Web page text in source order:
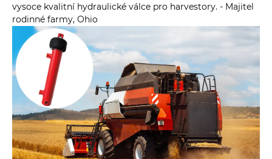
vysoce kvalitní hydraulické válce pro harvestory. - Majitel
rodinné farmy, Ohio